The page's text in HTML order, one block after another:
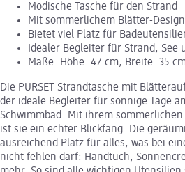
Modische Tasche für den Strand
Mit sommerlichem Blätter-Design
Bietet viel Platz für
Idealer Begleiter für Strand, See
Maße: Höhe: 47 cm, Breite: 35
Die PURSET Strandtasche mit
der ideale Begleiter für sonnige Tage
Schwimmbad. Mit ihrem
ist sie ein echter Blickfang. Die
ausreichend Platz für alles, was bei
nicht fehlen darf: Handtuch,